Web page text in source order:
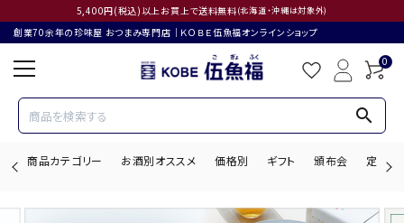
5,400円(税込)以上お買上で送料無料(北海道・沖縄は対象外)
創業70余年の珍味屋 おつまみ専門店│ＫＯＢＥ伍魚福オンラインショップ
0
search
商品カテゴリー お酒別オススメ 価格別 ギフト 頒布会 定期購